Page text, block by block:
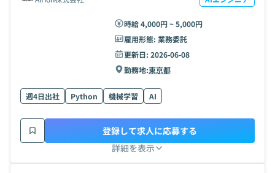
時給 4,000円 ~ 5,000円
雇用形態: 業務委託
更新日: 2026-06-08
勤務地:東京都
週4日出社 Python 機械学習 AI
詳細を表示
登録して求人に応募する